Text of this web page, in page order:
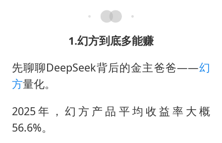
1.幻方到底多能赚
先聊聊DeepSeek背后的金主爸爸——幻
方量化。
2025年，幻方产品平均收益率大概
56.6%。